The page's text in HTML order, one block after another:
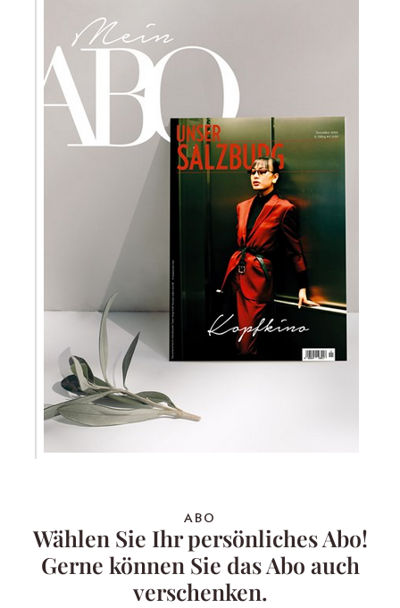
ABO
Wählen Sie Ihr persönliches Abo!
Gerne können Sie das Abo auch
verschenken.